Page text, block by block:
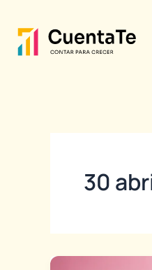
contenido
30